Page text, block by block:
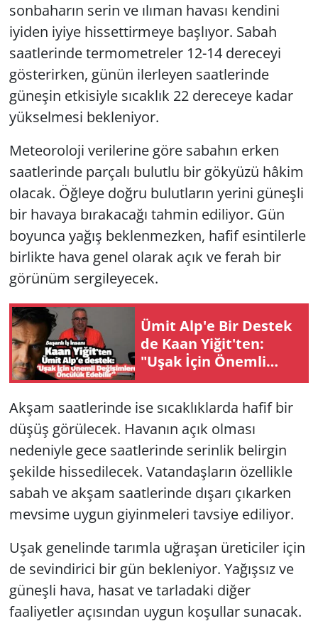
sonbaharın serin ve ılıman havası kendini
iyiden iyiye hissettirmeye başlıyor. Sabah
saatlerinde termometreler 12-14 dereceyi
gösterirken, günün ilerleyen saatlerinde
güneşin etkisiyle sıcaklık 22 dereceye kadar
yükselmesi bekleniyor.
Meteoroloji verilerine göre sabahın erken
saatlerinde parçalı bulutlu bir gökyüzü hâkim
olacak. Öğleye doğru bulutların yerini güneşli
bir havaya bırakacağı tahmin ediliyor. Gün
boyunca yağış beklenmezken, hafif esintilerle
birlikte hava genel olarak açık ve ferah bir
görünüm sergileyecek.
Ümit Alp'e Bir Destek
de Kaan Yiğit'ten:
"Uşak İçin Önemli
Değişimlere Öncülük
Akşam saatlerinde ise sıcaklıklarda hafif bir
düşüş görülecek. Havanın açık olması
nedeniyle gece saatlerinde serinlik belirgin
şekilde hissedilecek. Vatandaşların özellikle
sabah ve akşam saatlerinde dışarı çıkarken
mevsime uygun giyinmeleri tavsiye ediliyor.
Uşak genelinde tarımla uğraşan üreticiler için
de sevindirici bir gün bekleniyor. Yağışsız ve
güneşli hava, hasat ve tarladaki diğer
faaliyetler açısından uygun koşullar sunacak.